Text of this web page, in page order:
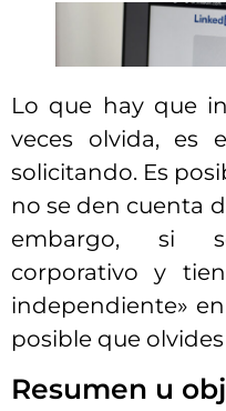
Lo que hay que
veces olvida, es
solicitando. Es
no se den cuenta
embargo, si
corporativo y
independiente»
posible que
Resumen u